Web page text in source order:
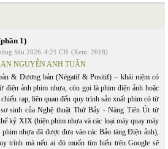
1)
Sáu 2026 4:21 CH (Xem: 2618)
NGUYỄN ANH TUẤN
& Dương bản (Négatif & Positif) – khái niệm có
điện ảnh phim nhựa, còn gọi là phim điện ảnh hoặc
rạp, liên quan đến quy trình sản xuất phim có từ
sinh của Nghệ thuật Thứ Bảy - Nàng Tiên Út từ
kỷ XIX (hiện phim nhựa và các loại máy quay máy
phim nhựa đã được đưa vào các Bảo tàng Điện ảnh),
trình mà nếu ai đó muốn tìm hiểu trên Google sẽ